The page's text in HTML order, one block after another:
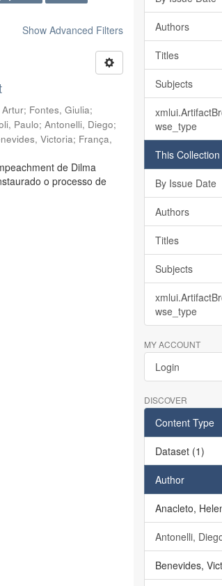
Show Advanced Filters
; Fontes, Giulia;
Paulo;Antonelli, Diego;
Victoria; França,
de Dilma
o processo de
Authors
Titles
Subjects
wse_type
This Collection
By Issue Date
Authors
Titles
Subjects
wse_type
MY ACCOUNT
Login
DISCOVER
Content Type
Dataset (1)
Author
Anacleto,
Antonelli,
Benevides,